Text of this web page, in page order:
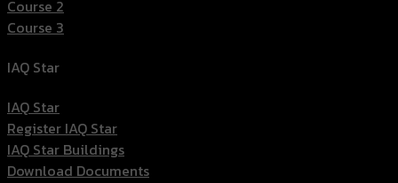
Course 2
Course 3
IAQ Star
IAQ Star
Register IAQ Star
IAQ Star Buildings
Download Documents